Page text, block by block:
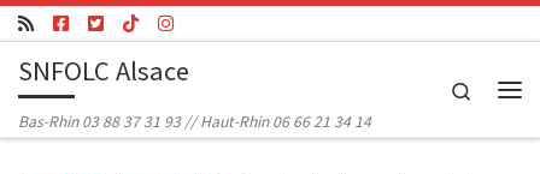
Passer au contenu
SNFOLC Alsace
Bas-Rhin 03 88 37 31 93 // Haut-Rhin 06 66 21 34 14
Search